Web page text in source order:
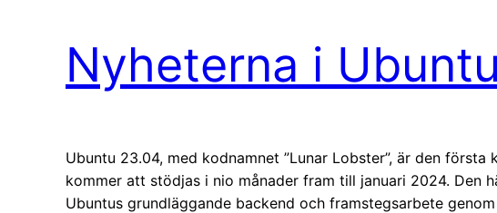
Nyheterna i
Ubuntu 23.04, med kodnamnet ”Lunar Lobster”, är den
kommer att stödjas i nio månader fram till januari 2024. Den
Ubuntus grundläggande backend och framstegsarbete